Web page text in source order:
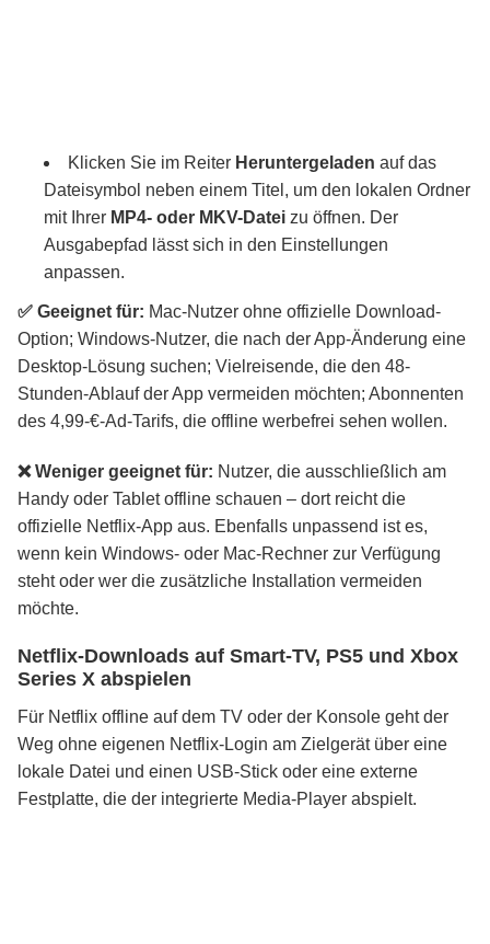
Klicken Sie im Reiter Heruntergeladen auf das
Dateisymbol neben einem Titel, um den lokalen Ordner
mit Ihrer MP4- oder MKV-Datei zu öffnen. Der
Ausgabepfad lässt sich in den Einstellungen
anpassen.
✅ Geeignet für: Mac-Nutzer ohne offizielle Download-
Option; Windows-Nutzer, die nach der App-Änderung eine
Desktop-Lösung suchen; Vielreisende, die den 48-
Stunden-Ablauf der App vermeiden möchten; Abonnenten
des 4,99-€-Ad-Tarifs, die offline werbefrei sehen wollen.
❌ Weniger geeignet für: Nutzer, die ausschließlich am
Handy oder Tablet offline schauen – dort reicht die
offizielle Netflix-App aus. Ebenfalls unpassend ist es,
wenn kein Windows- oder Mac-Rechner zur Verfügung
steht oder wer die zusätzliche Installation vermeiden
möchte.
Netflix-Downloads auf Smart-TV, PS5 und Xbox
Series X abspielen
Für Netflix offline auf dem TV oder der Konsole geht der
Weg ohne eigenen Netflix-Login am Zielgerät über eine
lokale Datei und einen USB-Stick oder eine externe
Festplatte, die der integrierte Media-Player abspielt.